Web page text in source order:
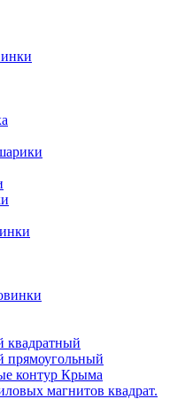
квадратный
прямоугольный
контур Крыма
магнитов квадрат.